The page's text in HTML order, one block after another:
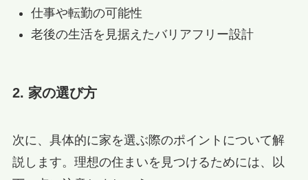
仕事や転勤の可能性
老後の生活を見据えたバリアフリー設計
2. 家の選び方
次に、具体的に家を選ぶ際のポイントについて解
説します。理想の住まいを見つけるためには、以